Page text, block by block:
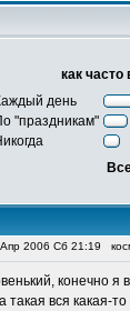
как часто
день
"праздникам"
2006 Сб 21:19
конечно
такая вся какая-